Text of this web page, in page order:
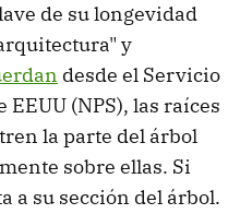
de su longevidad
y
desde el Servicio
(NPS), las raíces
la parte del árbol
sobre ellas. Si
a su sección del árbol.